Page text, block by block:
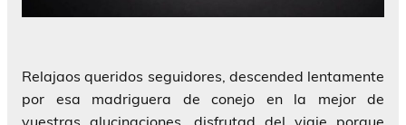
Relajaos queridos seguidores, descended lentamente
por esa madriguera de conejo en la mejor de